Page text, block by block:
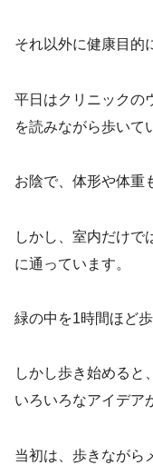
それ以外に健康目的
平日はクリニックの
を読みながら歩いて
お陰で、体形や体重
しかし、室内だけで
に通っています。
緑の中を1時間ほど歩
しかし歩き始めると
いろいろなアイデア
当初は、歩きながら